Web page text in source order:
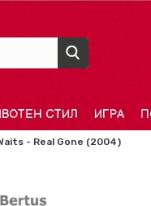
СТИЛ ИГРА
- Real Gone (2004)